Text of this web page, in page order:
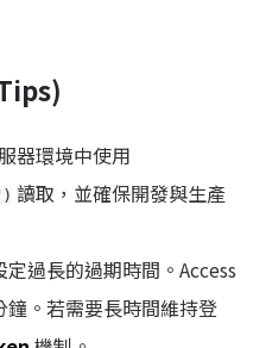
器環境中使用
讀取，並確保開發與生產
定過長的過期時間。Access
。若需要長時間維持登